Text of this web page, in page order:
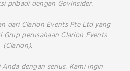
pribadi dengan GovInsider.
dari Clarion Events Pte Ltd yang
Grup perusahaan Clarion Events
(Clarion).
dengan serius. Kami ingin